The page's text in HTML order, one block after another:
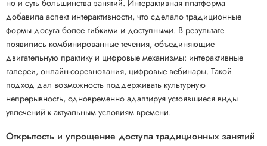
добавила аспект интерактивности, что сделало традиционные
формы досуга более гибкими и доступными. В результате
появились комбинированные течения, объединяющие
двигательную практику и цифровые механизмы: интерактивные
галереи, онлайн-соревнования, цифровые вебинары. Такой
подход дал возможность поддерживать культурную
непрерывность, одновременно адаптируя устоявшиеся виды
увлечений к актуальным условиям времени.
Открытость и упрощение доступа традиционных занятий